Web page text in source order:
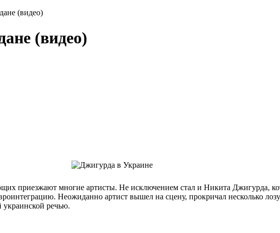
(видео)
(видео)
приезжают многие артисты. Не исключением стал и Никита Джигурда,
Неожиданно артист вышел на сцену, прокричал несколько
украинской речью.